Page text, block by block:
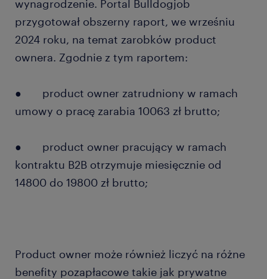
wynagrodzenie. Portal Bulldogjob
przygotował obszerny raport, we wrześniu
2024 roku, na temat zarobków product
ownera. Zgodnie z tym raportem:
● product owner zatrudniony w ramach
umowy o pracę zarabia 10063 zł brutto;
● product owner pracujący w ramach
kontraktu B2B otrzymuje miesięcznie od
14800 do 19800 zł brutto;
Product owner może również liczyć na różne
benefity pozapłacowe takie jak prywatne